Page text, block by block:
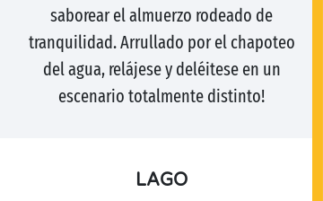
saborear el almuerzo rodeado de
tranquilidad. Arrullado por el chapoteo
del agua, relájese y deléitese en un
escenario totalmente distinto!
LAGO